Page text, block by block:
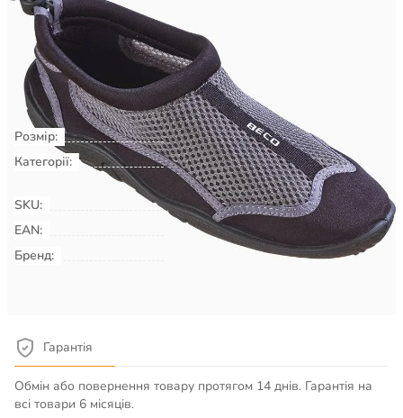
588
Не доступно
Розмір:
39
Категорії:
Плавання & Аквафітнес
Взуття
для басейну, пляжу, серфінгу
SKU:
00036610
EAN:
Бренд:
Гарантія
Обмін або повернення товару протягом 14 днів. Гарантія на
всі товари 6 місяців.